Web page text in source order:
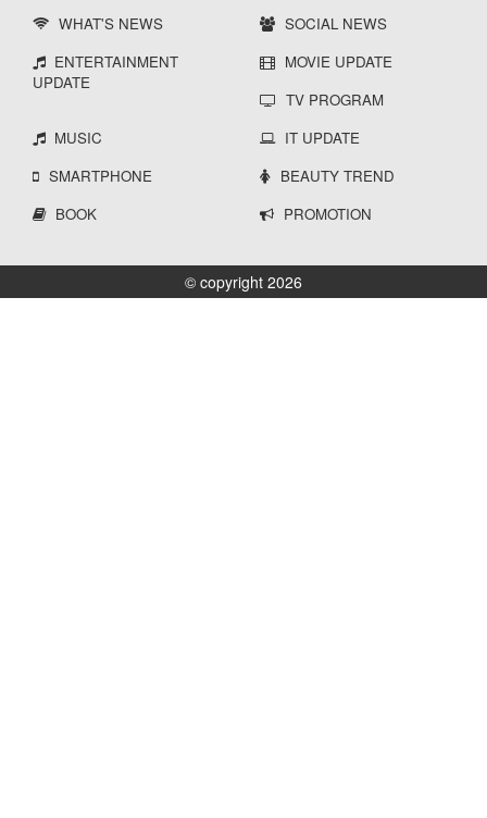
WHAT'S NEWS
SOCIAL NEWS
ENTERTAINMENT
UPDATE
MOVIE UPDATE
TV PROGRAM
MUSIC
IT UPDATE
SMARTPHONE
BEAUTY TREND
BOOK
PROMOTION
© copyright 2026